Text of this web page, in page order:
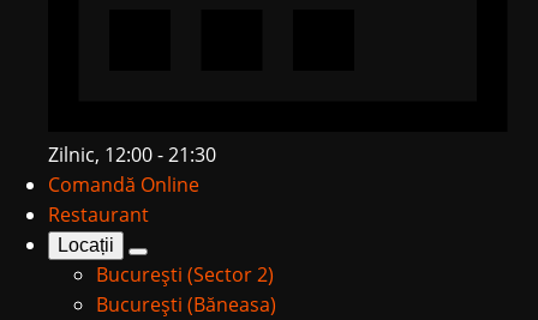
Zilnic, 12:00 - 21:30
Comandă Online
Restaurant
Locații
București (Sector 2)
București (Băneasa)